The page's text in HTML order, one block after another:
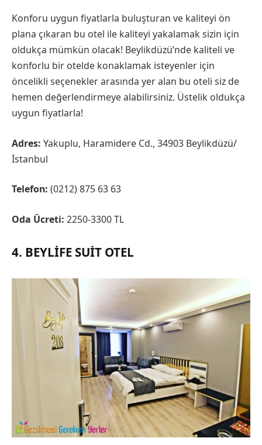
Konforu uygun fiyatlarla buluşturan ve kaliteyi ön
plana çıkaran bu otel ile kaliteyi yakalamak sizin için
oldukça mümkün olacak! Beylikdüzü’nde kaliteli ve
konforlu bir otelde konaklamak isteyenler için
öncelikli seçenekler arasında yer alan bu oteli siz de
hemen değerlendirmeye alabilirsiniz. Üstelik oldukça
uygun fiyatlarla!
Adres: Yakuplu, Haramidere Cd., 34903 Beylikdüzü/
İstanbul
Telefon: (0212) 875 63 63
Oda Ücreti: 2250-3300 TL
4. BEYLIFE SUIT OTEL